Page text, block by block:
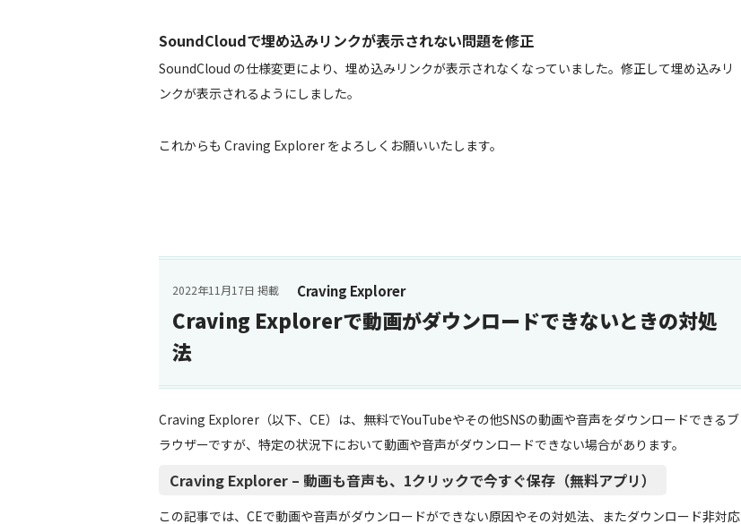
SoundCloudで埋め込みリンクが表示されない問題を修正
SoundCloud の仕様変更により、埋め込みリンクが表示されなくなっていました。修正して埋め込みリ
ンクが表示されるようにしました。
これからも Craving Explorer をよろしくお願いいたします。
Craving Explorer
2022年11月17日 掲載
Craving Explorerで動画がダウンロードできないときの対処
法
Craving Explorer（以下、CE）は、無料でYouTubeやその他SNSの動画や音声をダウンロードできるブ
ラウザーですが、特定の状況下において動画や音声がダウンロードできない場合があります。
Craving Explorer – 動画も音声も、1クリックで今すぐ保存（無料アプリ）
この記事では、CEで動画や音声がダウンロードができない原因やその対処法、またダウンロード非対応